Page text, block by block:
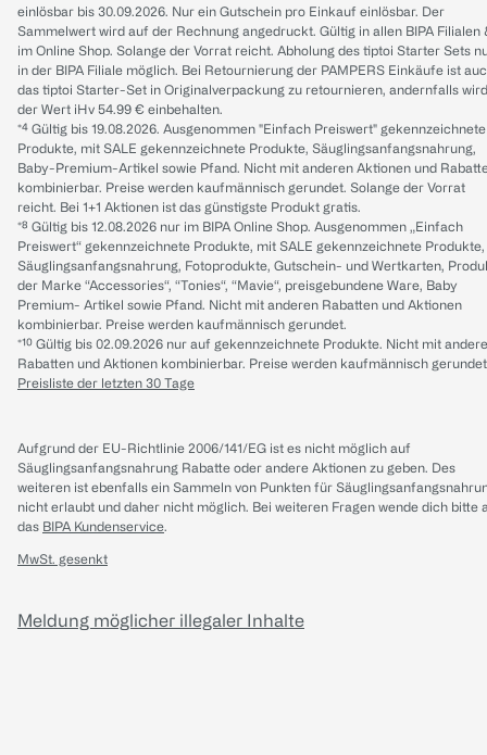
einlösbar bis 30.09.2026. Nur ein Gutschein pro Einkauf einlösbar. Der
Sammelwert wird auf der Rechnung angedruckt. Gültig in allen BIPA Filialen
im Online Shop. Solange der Vorrat reicht. Abholung des tiptoi Starter Sets
in der BIPA Filiale möglich. Bei Retournierung der PAMPERS Einkäufe ist
das tiptoi Starter-Set in Originalverpackung zu retournieren, andernfalls wird
der Wert iHv 54.99 € einbehalten.
*⁴ Gültig bis 19.08.2026. Ausgenommen "Einfach Preiswert" gekennzeichnete
Produkte, mit SALE gekennzeichnete Produkte, Säuglingsanfangsnahrung,
Baby-Premium-Artikel sowie Pfand. Nicht mit anderen Aktionen und
kombinierbar. Preise werden kaufmännisch gerundet. Solange der Vorrat
reicht. Bei 1+1 Aktionen ist das günstigste Produkt gratis.
*⁸ Gültig bis 12.08.2026 nur im BIPA Online Shop. Ausgenommen „Einfach
Preiswert“ gekennzeichnete Produkte, mit SALE gekennzeichnete Produkte,
Säuglingsanfangsnahrung, Fotoprodukte, Gutschein- und Wertkarten,
der Marke “Accessories“, “Tonies“, “Mavie“, preisgebundene Ware, Baby
Premium- Artikel sowie Pfand. Nicht mit anderen Rabatten und Aktionen
kombinierbar. Preise werden kaufmännisch gerundet.
*¹⁰ Gültig bis 02.09.2026 nur auf gekennzeichnete Produkte. Nicht mit
Rabatten und Aktionen kombinierbar. Preise werden kaufmännisch
Preisliste der letzten 30 Tage
Aufgrund der EU-Richtlinie 2006/141/EG ist es nicht möglich auf
Säuglingsanfangsnahrung Rabatte oder andere Aktionen zu geben. Des
weiteren ist ebenfalls ein Sammeln von Punkten für
nicht erlaubt und daher nicht möglich. Bei weiteren Fragen wende dich bitte
das BIPA Kundenservice.
MwSt. gesenkt
Meldung möglicher illegaler Inhalte